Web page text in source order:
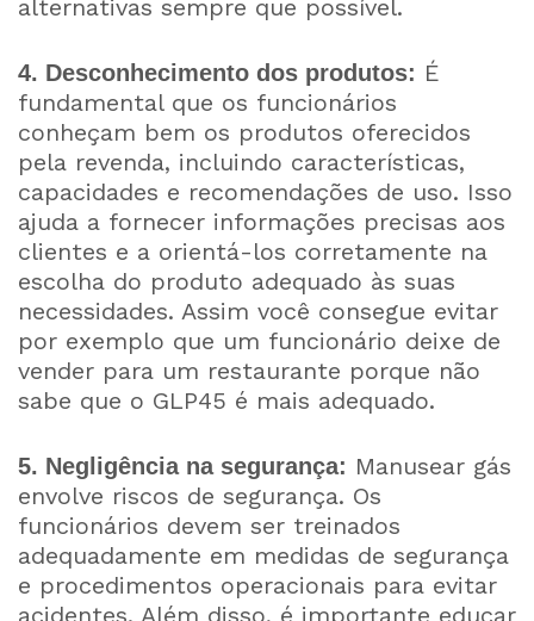
alternativas sempre que possível.
4. Desconhecimento dos produtos: É
fundamental que os funcionários
conheçam bem os produtos oferecidos
pela revenda, incluindo características,
capacidades e recomendações de uso. Isso
ajuda a fornecer informações precisas aos
clientes e a orientá-los corretamente na
escolha do produto adequado às suas
necessidades. Assim você consegue evitar
por exemplo que um funcionário deixe de
vender para um restaurante porque não
sabe que o GLP45 é mais adequado.
5. Negligência na segurança: Manusear gás
envolve riscos de segurança. Os
funcionários devem ser treinados
adequadamente em medidas de segurança
e procedimentos operacionais para evitar